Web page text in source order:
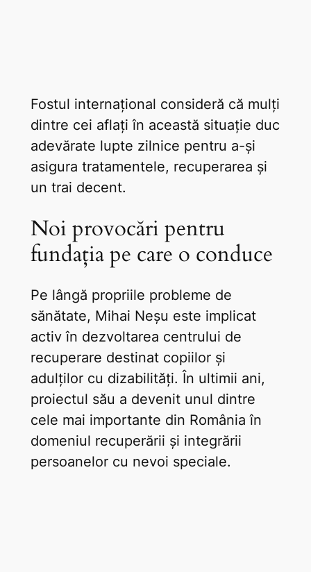
Fostul internațional consideră că mulți
dintre cei aflați în această situație duc
adevărate lupte zilnice pentru a-și
asigura tratamentele, recuperarea și
un trai decent.
Noi provocări pentru
fundația pe care o conduce
Pe lângă propriile probleme de
sănătate, Mihai Neșu este implicat
activ în dezvoltarea centrului de
recuperare destinat copiilor și
adulților cu dizabilități. În ultimii ani,
proiectul său a devenit unul dintre
cele mai importante din România în
domeniul recuperării și integrării
persoanelor cu nevoi speciale.